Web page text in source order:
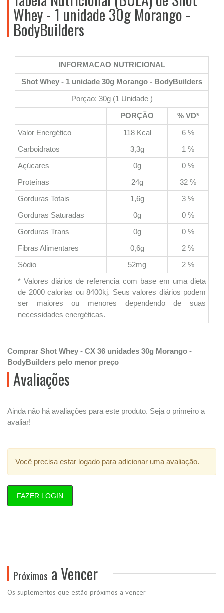
Whey - 1 unidade 30g Morango -
BodyBuilders
INFORMACAO NUTRICIONAL
Shot Whey - 1 unidade 30g Morango - BodyBuilders
Porçao: 30g (1 Unidade )
PORÇÃO
% VD*
Valor Energético
118 Kcal
6 %
Carboidratos
3,3g
1 %
Açúcares
0g
0 %
Proteínas
24g
32 %
Gorduras Totais
1,6g
3 %
Gorduras Saturadas
0g
0 %
Gorduras Trans
0g
0 %
Fibras Alimentares
0,6g
2 %
Sódio
52mg
2 %
* Valores diários de referencia com base em uma dieta
de 2000 calorias ou 8400kj. Seus valores diários podem
ser maiores ou menores dependendo de suas
necessidades energéticas.
Comprar Shot Whey - CX 36 unidades 30g Morango -
BodyBuilders pelo menor preço
Avaliações
Ainda não há avaliações para este produto. Seja o primeiro a
avaliar!
Você precisa estar logado para adicionar uma avaliação.
FAZER LOGIN
Próximos a Vencer
Os suplementos que estão próximos a vencer